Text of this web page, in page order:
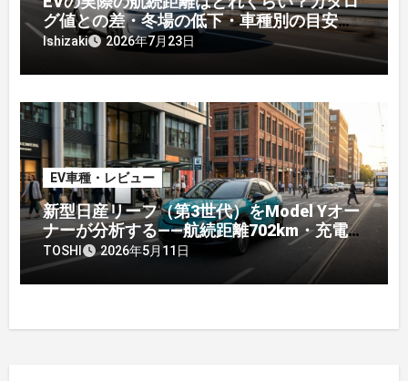
グ値との差・冬場の低下・車種別の目安
【2026年オーナー実測】
Ishizaki 2026年7月23日
EV車種・レビュー
新型日産リーフ（第3世代）をModel Yオー
ナーが分析する——航続距離702km・充電規
格・価格、乗り換え候補になりえるか
TOSHI 2026年5月11日